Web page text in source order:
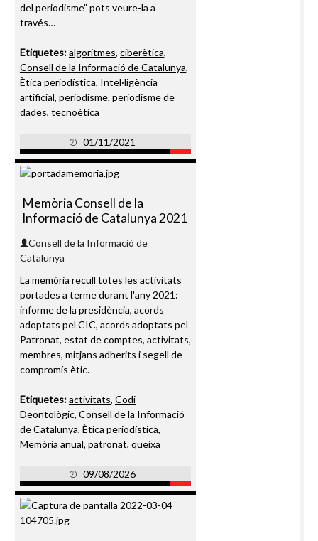
del periodisme” pots veure-la a
través…
Etiquetes:algoritmes, ciberètica,
Consell de la Informació de Catalunya,
Ètica periodística, Intel·ligència
artificial, periodisme, periodisme de
dades, tecnoètica
01/11/2021
Memòria Consell de la
Informació de Catalunya 2021
Consell de la Informació de
Catalunya
La memòria recull totes les activitats
portades a terme durant l'any 2021:
informe de la presidència, acords
adoptats pel CIC, acords adoptats pel
Patronat, estat de comptes, activitats,
membres, mitjans adherits i segell de
compromís ètic.
Etiquetes:activitats, Codi
Deontològic, Consell de la Informació
de Catalunya, Ètica periodística,
Memòria anual, patronat, queixa
09/08/2026